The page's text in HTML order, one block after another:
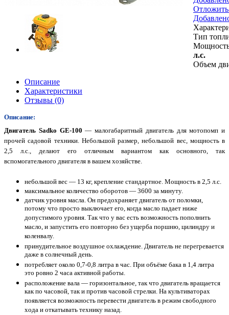
Отложить
Тип
Мощность
л.с.
Объем
Описание
Характеристики
Отзывы (0)
Описание:
Двигатель Sadko GE-100— малогабаритный двигатель для мотопомп и
прочей садовой техники. Небольшой размер, небольшой вес, мощность в
2,5 л.с., делают его отличным вариантом как основного, так
вспомогательного двигателя в вашем хозяйстве.
небольшой вес — 13 кг, крепление стандартное. Мощность в 2,5 л.с.
максимальное количество оборотов — 3600 за минуту.
датчик уровня масла. Он предохраняет двигатель от поломки,
потому что просто выключает его, когда масло падает ниже
допустимого уровня. Так что у вас есть возможность пополнить
масло, и запустить его повторно без ущерба поршню, цилиндру и
коленвалу.
принудительное воздушное охлаждение. Двигатель не перегревается
даже в солнечный день.
потребляет около 0,7-0,8 литра в час. При объёме бака в 1,4 литра
это ровно 2 часа активной работы.
расположение вала — горизонтальное, так что двигатель вращается
как по часовой, так и против часовой стрелки. На культиваторах
появляется возможность перевести двигатель в режим свободного
хода и откатывать технику назад.